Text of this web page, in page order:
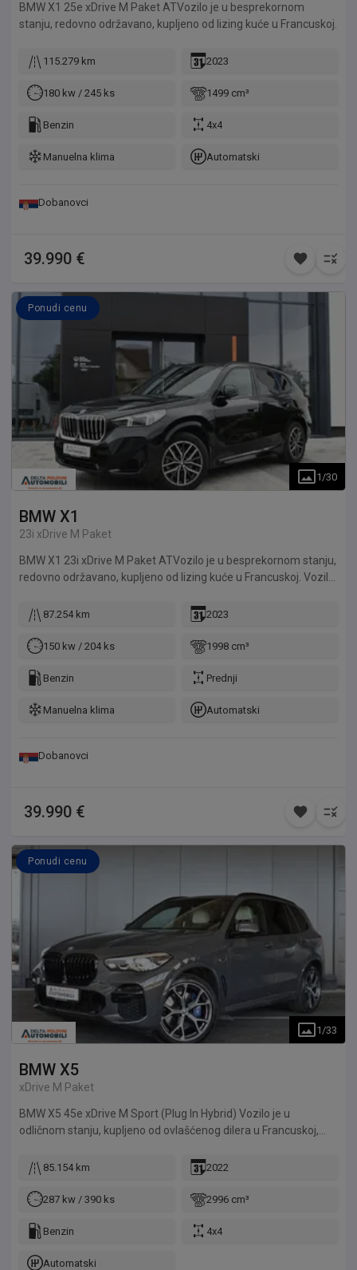
BMW X1 25e xDrive M Paket ATVozilo je u besprekornom
stanju, redovno održavano, kupljeno od lizing kuće u Francuskoj.
115.279 km 2023
180 kw / 245 ks 1499 cm³
Benzin 4x4
Manuelna klima Automatski
Dobanovci
39.990 €
Ponudi cenu
1 /30
BMW X1
23i xDrive M Paket
BMW X1 23i xDrive M Paket ATVozilo je u besprekornom stanju,
redovno održavano, kupljeno od lizing kuće u Francuskoj. Vozilo
Automoto daje garanciju na motor 12 meseci ili 10.000km.
lizinga.
87.254 km 2023
150 kw / 204 ks 1998 cm³
Benzin Prednji
Manuelna klima Automatski
Dobanovci
39.990 €
Ponudi cenu
1 /33
BMW X5
xDrive M Paket
BMW X5 45e xDrive M Sport (Plug In Hybrid) Vozilo je u
odličnom stanju, kupljeno od ovlašćenog dilera u Francuskoj,
85.154 km 2022
287 kw / 390 ks 2996 cm³
Benzin 4x4
Automatski